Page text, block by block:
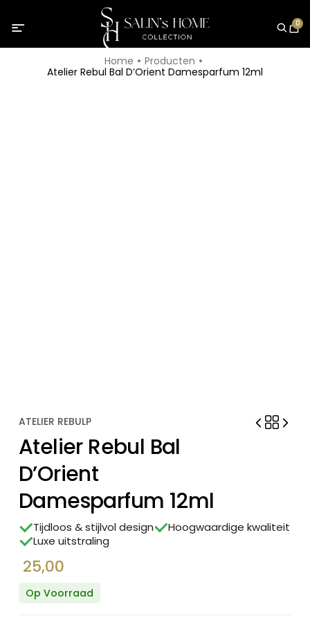
0
Home
Producten
Atelier Rebul Bal D’Orient Damesparfum 12ml
ATELIER REBULP
Atelier Rebul Bal
D’Orient
Damesparfum 12ml
Tijdloos & stijlvol design
Hoogwaardige kwaliteit
Luxe uitstraling
25,00
Op Voorraad